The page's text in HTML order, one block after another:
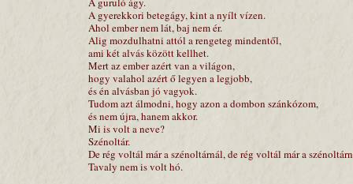
A gyerekkori betegágy, kint a nyílt vízen.
Ahol ember nem lát, baj nem ér.
Alig mozdulhatni attól a rengeteg mindentől,
ami két alvás között kellhet.
Mert az ember azért van a világon,
hogy valahol azért ő legyen a legjobb,
és én alvásban jó vagyok.
Tudom azt álmodni, hogy azon a dombon szánkózom,
és nem újra, hanem akkor.
Mi is volt a neve?
Szénoltár.
De rég voltál már a szénoltárnál, de rég voltál már a
Tavaly nem is volt hó.